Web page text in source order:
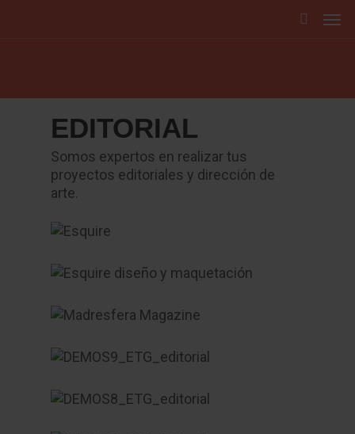
EDITORIAL
Somos expertos en realizar tus
proyectos editoriales y dirección de
arte.